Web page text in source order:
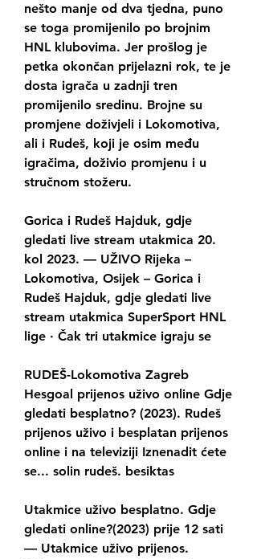
nešto manje od dva tjedna, puno
se toga promijenilo po brojnim
HNL klubovima. Jer prošlog je
petka okončan prijelazni rok, te je
dosta igrača u zadnji tren
promijenilo sredinu. Brojne su
promjene doživjeli i Lokomotiva,
ali i Rudeš, koji je osim među
igračima, doživio promjenu i u
stručnom stožeru.
Gorica i Rudeš Hajduk, gdje
gledati live stream utakmica 20.
kol 2023. — UŽIVO Rijeka –
Lokomotiva, Osijek – Gorica i
Rudeš Hajduk, gdje gledati live
stream utakmica SuperSport HNL
lige · Čak tri utakmice igraju se
RUDEŠ-Lokomotiva Zagreb
Hesgoal prijenos uživo online Gdje
gledati besplatno? (2023). Rudeš
prijenos uživo i besplatan prijenos
online i na televiziji Iznenadit ćete
se... solin rudeš. besiktas
Utakmice uživo besplatno. Gdje
gledati online?(2023) prije 12 sati
— Utakmice uživo prijenos.